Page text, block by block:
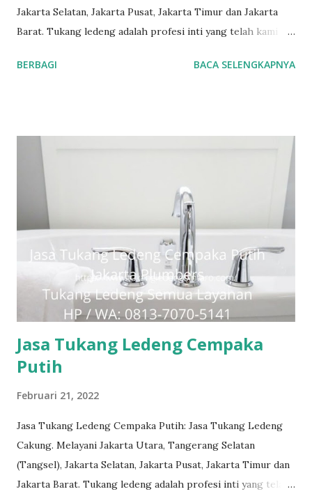
Jakarta Selatan, Jakarta Pusat, Jakarta Timur dan Jakarta
Barat. Tukang ledeng adalah profesi inti yang telah kami
yang terjamin. #tukangledengjakartapusat
#tukangledengKemayoran #tukangledengMenteng
#tukangledengjakartaselatan Untuk order jasa kami silakan
sentuh teks nomor disamping: 0813-7070-5141 Layanan dan
kepuasan pelanggan adalah komitmen kami. Layanan
profesional, tim tukang ledeng yang berpengalaman, kami
dapat memberi Anda solusi untuk masalah apa pun, mulai
dari masalah kecil sampai besar. Keunggulan kami. Respon
Cepat, masalah diselesaikan dengan cepat dan efisien.
Teknisi Profesional dan berpengalaman sehingga pekerjaan
dilakukan dengan benar. Layanan...
BERBAGI BACA SELENGKAPNYA
Jasa Tukang Ledeng Cempaka
Putih
Februari 21, 2022
Jasa Tukang Ledeng Cempaka Putih: Jasa Tukang Ledeng
Cakung. Melayani Jakarta Utara, Tangerang Selatan
(Tangsel), Jakarta Selatan, Jakarta Pusat, Jakarta Timur dan
Jakarta Barat. Tukang ledeng adalah profesi inti yang telah